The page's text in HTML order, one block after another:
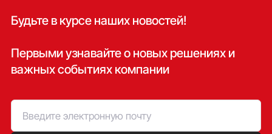
Будьте в курсе наших новостей!
Первыми узнавайте о новых решениях и
важных событиях компании